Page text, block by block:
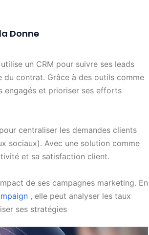
Donne
un CRM pour suivre ses leads
du contrat. Grâce à des outils comme
engagés et prioriser ses efforts
centraliser les demandes clients
sociaux). Avec une solution comme
et sa satisfaction client.
de ses campagnes marketing. En
, elle peut analyser les taux
ses stratégies